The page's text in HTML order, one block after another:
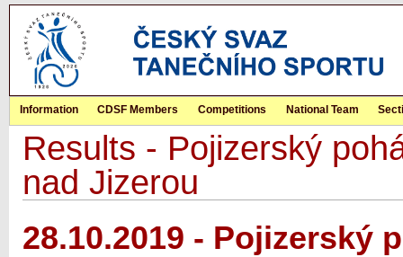
Information CDSF Members Competitions National Team
Results - Pojizerský
nad Jizerou
28.10.2019 - Pojizerský